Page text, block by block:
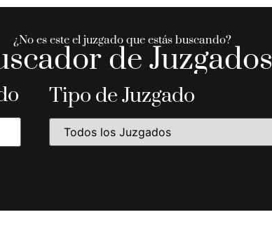
¿No es este el juzgado que estás buscando?
de Juzgados
Tipo de Juzgado